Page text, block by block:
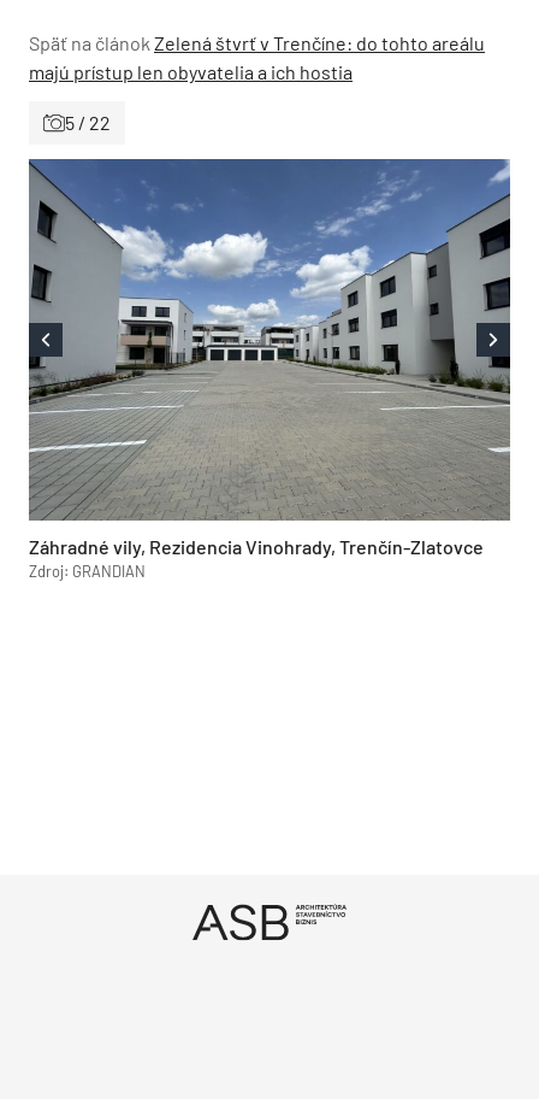
Späť na článok Zelená štvrť v Trenčíne: do tohto areálu
majú prístup len obyvatelia a ich hostia
5 / 22
Záhradné vily, Rezidencia Vinohrady, Trenčín-Zlatovce
Zdroj: GRANDIAN